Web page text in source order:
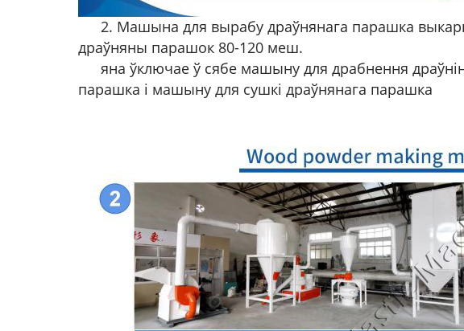
2. Машына для вырабу драўнянага парашка
драўняны парашок 80-120 меш.
яна ўключае ў сябе машыну для драбнення
парашка і машыну для сушкі драўнянага парашка